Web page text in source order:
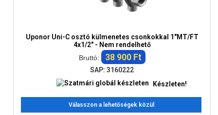
Uponor Uni-C osztó külmenetes csonkokkal 1"MT/FT
4x1/2" - Nem rendelhető
Bruttó:
38 900 Ft
SAP: 3160222
Készleten!
Válasszon a lehetőségek közül